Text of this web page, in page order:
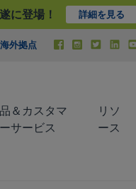
＆カスタマ
ーサービス
リソ
ース
外拠点
に登場！ 詳細を見る